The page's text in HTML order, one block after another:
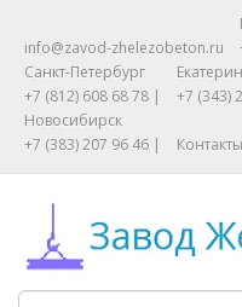
info@zavod-zhelezobeton.ru
Санкт-Петербург
+7 (812) 608 68 78 |
+7 (343)
Новосибирск
+7 (383) 207 96 46 |
Контакты